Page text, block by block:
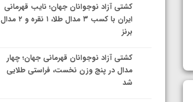
کشتی آزاد نوجوانان جهان؛ نایب قهرمانی
ایران با کسب ۳ مدال طلا، ۱ نقره و ۲ مدال
برنز
کشتی آزاد نوجوانان قهرمانی جهان؛ چهار
مدال در پنج وزن نخست، فراستی طلایی
شد